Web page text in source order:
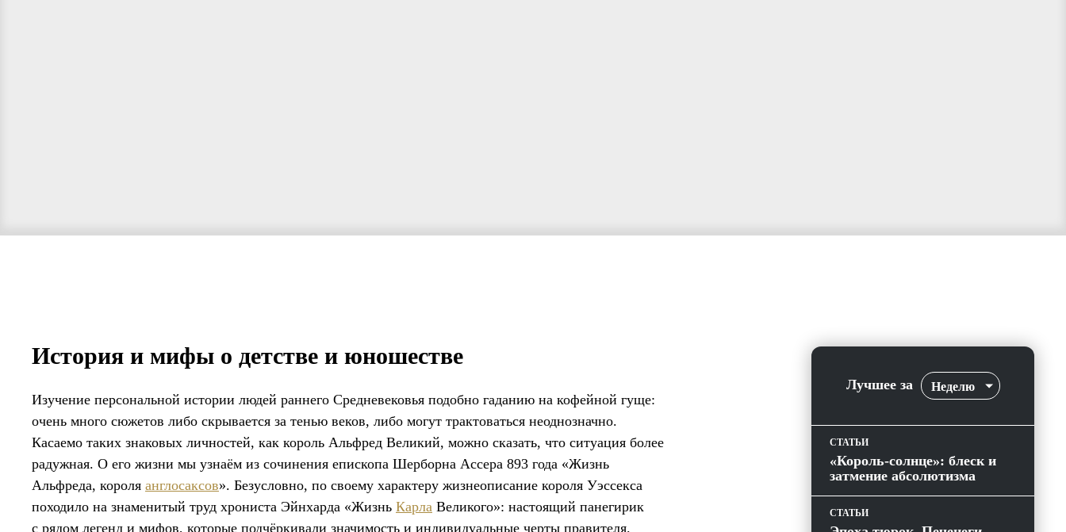
История и мифы о детстве и юношестве
Изучение персональной истории людей раннего Средневековья подобно гаданию на кофейной гуще:
очень много сюжетов либо скрывается за тенью веков, либо могут трактоваться неоднозначно.
Касаемо таких знаковых личностей, как король Альфред Великий, можно сказать, что ситуация более
радужная. О его жизни мы узнаём из сочинения епископа Шерборна Ассера 893 года «Жизнь
Альфреда, короля англосаксов». Безусловно, по своему характеру жизнеописание короля Уэссекса
походило на знаменитый труд хрониста Эйнхарда «Жизнь Карла Великого»: настоящий панегирик
с рядом легенд и мифов, которые подчёркивали значимость и индивидуальные черты правителя.
Лучшее за Неделю
СТАТЬИ
«Король-солнце»: блеск и
затмение абсолютизма
СТАТЬИ